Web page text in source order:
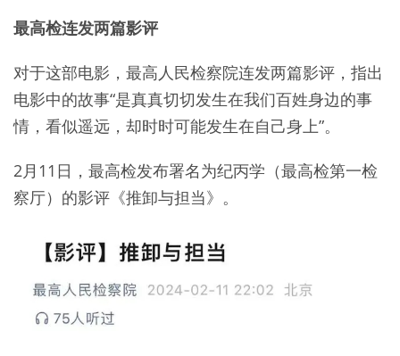
最高检连发两篇影评
对于这部电影，最高人民检察院连发两篇影评，指出
电影中的故事“是真真切切发生在我们百姓身边的事
情，看似遥远，却时时可能发生在自己身上”。
2月11日，最高检发布署名为纪丙学（最高检第一检
察厅）的影评《推卸与担当》。